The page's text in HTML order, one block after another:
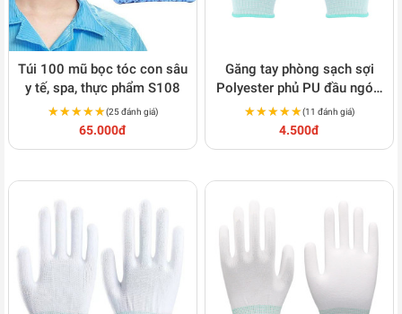
Túi 100 mũ bọc tóc con sâu
y tế, spa, thực phẩm S108
★★★★★
★★★★★(25 đánh giá)
65.000đ
Găng tay phòng sạch sợi
Polyester phủ PU đầu ngón,
chống tĩnh điện S136
★★★★★
★★★★★(11 đánh giá)
4.500đ